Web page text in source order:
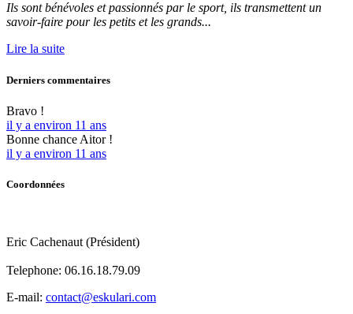
Ils sont bénévoles et passionnés par le sport, ils transmettent un
savoir-faire pour les petits et les grands...
Lire la suite
Derniers commentaires
Bravo !
il y a environ 11 ans
Bonne chance Aitor !
il y a environ 11 ans
Coordonnées
Eric Cachenaut (Président)
Telephone: 06.16.18.79.09
E-mail: contact@eskulari.com